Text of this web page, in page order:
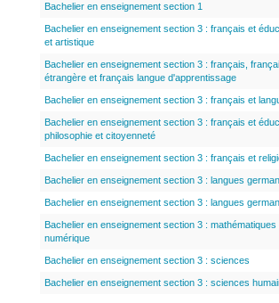
Bachelier en enseignement section 1
Bachelier en enseignement section 3 : français et
et artistique
Bachelier en enseignement section 3 : français,
étrangère et français langue d'apprentissage
Bachelier en enseignement section 3 : français et
Bachelier en enseignement section 3 : français et
philosophie et citoyenneté
Bachelier en enseignement section 3 : français et
Bachelier en enseignement section 3 : langues
Bachelier en enseignement section 3 : langues
Bachelier en enseignement section 3 : mathématiques
numérique
Bachelier en enseignement section 3 : sciences
Bachelier en enseignement section 3 : sciences